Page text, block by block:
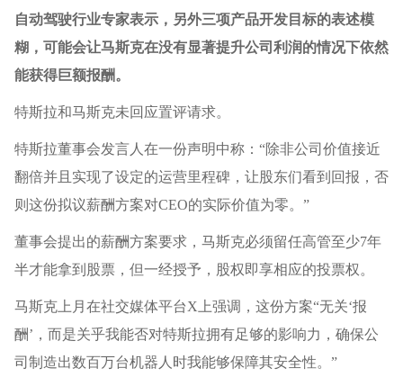
自动驾驶行业专家表示，另外三项产品开发目标的表述模
糊，可能会让马斯克在没有显著提升公司利润的情况下依然
能获得巨额报酬。
特斯拉和马斯克未回应置评请求。
特斯拉董事会发言人在一份声明中称：“除非公司价值接近
翻倍并且实现了设定的运营里程碑，让股东们看到回报，否
则这份拟议薪酬方案对CEO的实际价值为零。”
董事会提出的薪酬方案要求，马斯克必须留任高管至少7年
半才能拿到股票，但一经授予，股权即享相应的投票权。
马斯克上月在社交媒体平台X上强调，这份方案“无关‘报
酬’，而是关乎我能否对特斯拉拥有足够的影响力，确保公
司制造出数百万台机器人时我能够保障其安全性。”